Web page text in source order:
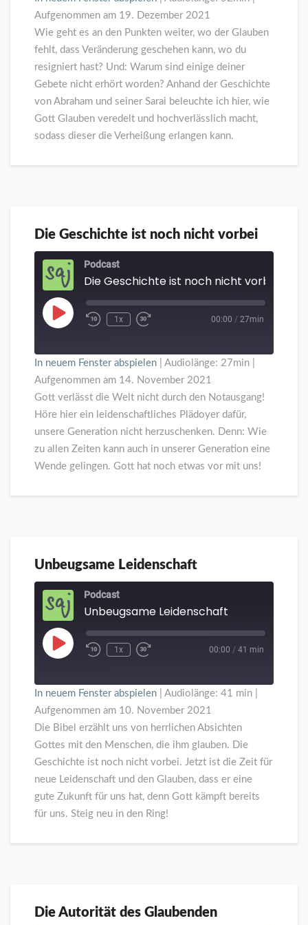
Aufgenommen am 19. Dezember 2021
Wie geht es an den Punkten weiter, wo der Glauben
fehlt, dass Veränderung geschehen kann, wo du
resigniert hast? Und: Warum sind einige deiner
Gebete nicht erhört worden? Anhand der Geschichte
von Abraham und seiner Sarai beleuchte ich hier, wie
Gott Glauben veredelt und hochverlässlich macht,
sodass dieser die Verheißung erlangen kann.
Die
Geschichte
ist
noch
vorbei
Die Geschichte ist noch nicht vorbei
Podcast
Die Geschichte ist noch nicht vorbei
Play
Episode
1x 00:00 / 27min
In neuem Fenster abspielen Audiolänge: 27min
Aufgenommen am 14. November 2021
Gott verlässt die Welt nicht durch den Notausgang!
Höre hier ein leidenschaftliches Plädoyer dafür,
unsere Generation nicht herzuschenken. Denn: Wie
zu allen Zeiten kann auch in unserer Generation eine
Wende gelingen. Gott hat noch etwas vor mit uns!
Unbeugsame
Leidenschaft
Unbeugsame Leidenschaft
Podcast
Unbeugsame Leidenschaft
Play
Episode
1x 00:00 / 41 min
In neuem Fenster abspielen Audiolänge: 41 min
Aufgenommen am 10. November 2021
Die Bibel erzählt uns von herrlichen Absichten
Gottes mit den Menschen, die ihm glauben. Die
Geschichte ist noch nicht vorbei. Jetzt ist die Zeit für
neue Leidenschaft und den Glauben, dass er eine
gute Zukunft für uns hat, denn Gott kämpft bereits
für uns. Steig neu in den Ring!
Die
Die Autorität des Glaubenden